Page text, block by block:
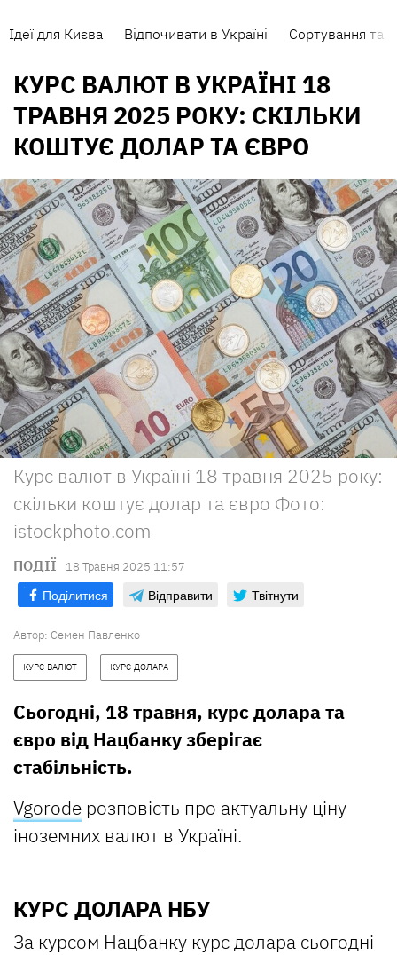
Ідеї для Києва Відпочивати в Україні Сортування та
КУРС ВАЛЮТ В УКРАЇНІ 18
ТРАВНЯ 2025 РОКУ: СКІЛЬКИ
КОШТУЄ ДОЛАР ТА ЄВРО
Курс валют в Україні 18 травня 2025 року:
скільки коштує долар та євро Фото:
istockphoto.com
ПОДІЇ 18 Травня 2025 11:57
Поділитися Відправити Твітнути
Автор: Семен Павленко
КУРС ВАЛЮТ КУРС ДОЛАРА
Сьогодні, 18 травня, курс долара та
євро від Нацбанку зберігає
стабільність.
Vgorode розповість про актуальну ціну
іноземних валют в Україні.
КУРС ДОЛАРА НБУ
За курсом Нацбанку курс долара сьогодні